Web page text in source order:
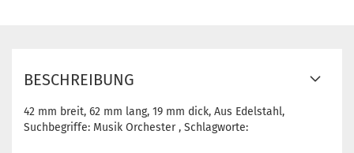
BESCHREIBUNG
42 mm breit, 62 mm lang, 19 mm dick, Aus Edelstahl,
Suchbegriffe: Musik Orchester , Schlagworte: